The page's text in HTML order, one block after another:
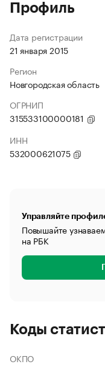
Профиль
Дата регистрации
21 января 2015
Регион
Новгородская область
ОГРНИП
315533100000181
ИНН
532000621075
Управляйте
Повышайте
на РБК
Коды
ОКПО